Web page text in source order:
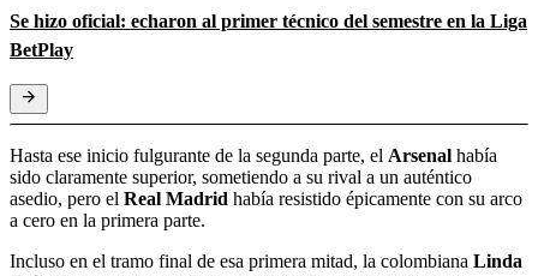
Se hizo oficial: echaron al primer técnico del semestre en la Liga
BetPlay
Hasta ese inicio fulgurante de la segunda parte, el Arsenal había
sido claramente superior, sometiendo a su rival a un auténtico
asedio, pero el Real Madrid había resistido épicamente con su arco
a cero en la primera parte.
Incluso en el tramo final de esa primera mitad, la colombiana Linda